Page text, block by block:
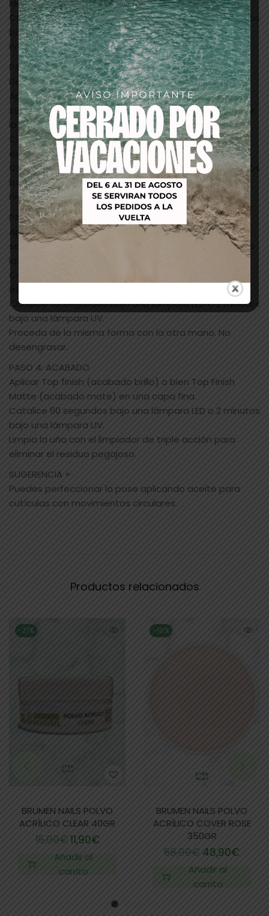
Meta bien el extremo de cada uña (borde libre).
Catalice 30 segundos bajo una lámpara LED o 2 minutos
bajo una lámpara UV.
Proceda de la misma forma con la otra mano.
PASO 2: PRIMER COLOR DE CAPA
Descubra los barnices semipermanentes de I-LAK.
Aplicar una primera capa fina de barniz
semipermanente de color I-LAK en todos los dedos de
la primera mano.
Corrija si es necesario, utilizando el lápiz corrector de
esmalte de uñas.
Catalice 30 segundos bajo una lámpara LED o 2 minutos
bajo una lámpara UV.
Proceda de la misma forma con la otra mano.
PASO 3: SEGUNDA CAPA DE COLOR
Aplicar una segunda capa fina de barniz
semipermanente de color I-LAK en todos los dedos de
la primera mano.
Corrija si es necesario, utilizando el lápiz corrector de
esmalte de uñas.
Catalice 30 segundos bajo una lámpara LED o 2 minutos
bajo una lámpara UV.
Proceda de la misma forma con la otra mano. No
desengrasar.
PASO 4: ACABADO
Aplicar Top finish (acabado brillo) o bien Top Finish
Matte (acabado mate) en una capa fina.
Catalice 60 segundos bajo una lámpara LED o 2 minutos
bajo una lámpara UV.
Limpia la uña con el limpiador de triple acción para
eliminar el residuo pegajoso.
SUGERENCIA +
Puedes perfeccionar la pose aplicando aceite para
cutículas con movimientos circulares.
Productos relacionados
-21%
BRUMEN NAILS POLVO
ACRÍLICO CLEAR 40GR
15,00€ 11,90€
Añadir al
carrito
-16%
BRUMEN NAILS POLVO
ACRÍLICO COVER ROSE
350GR
58,00€ 48,90€
Añadir al
carrito